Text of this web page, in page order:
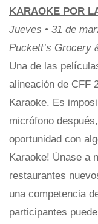
KARAOKE POR
Jueves • 31 de
Puckett’s Grocery
Una de las
alineación de CFF
Karaoke. Es
micrófono
oportunidad con
Karaoke! Únase a
restaurantes
una competencia
participantes